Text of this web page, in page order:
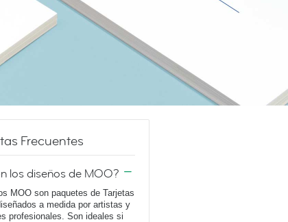
Frecuentes
los diseños de MOO?
MOO son paquetes de Tarjetas
a medida por artistas y
profesionales. Son ideales si